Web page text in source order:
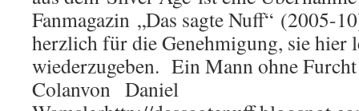
Fanmagazin „Das sagte Nuff“ (2005-
herzlich für die Genehmigung, sie hier
wiederzugeben. Ein Mann ohne
Colanvon Daniel